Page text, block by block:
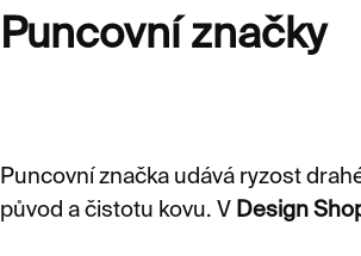
Puncovní značky
Puncovní značka udává ryzost
původ a čistotu kovu. V Design